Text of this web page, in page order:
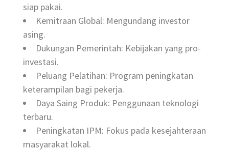
siap pakai.
Kemitraan Global: Mengundang investor
asing.
Dukungan Pemerintah: Kebijakan yang pro-
investasi.
Peluang Pelatihan: Program peningkatan
keterampilan bagi pekerja.
Daya Saing Produk: Penggunaan teknologi
terbaru.
Peningkatan IPM: Fokus pada kesejahteraan
masyarakat lokal.